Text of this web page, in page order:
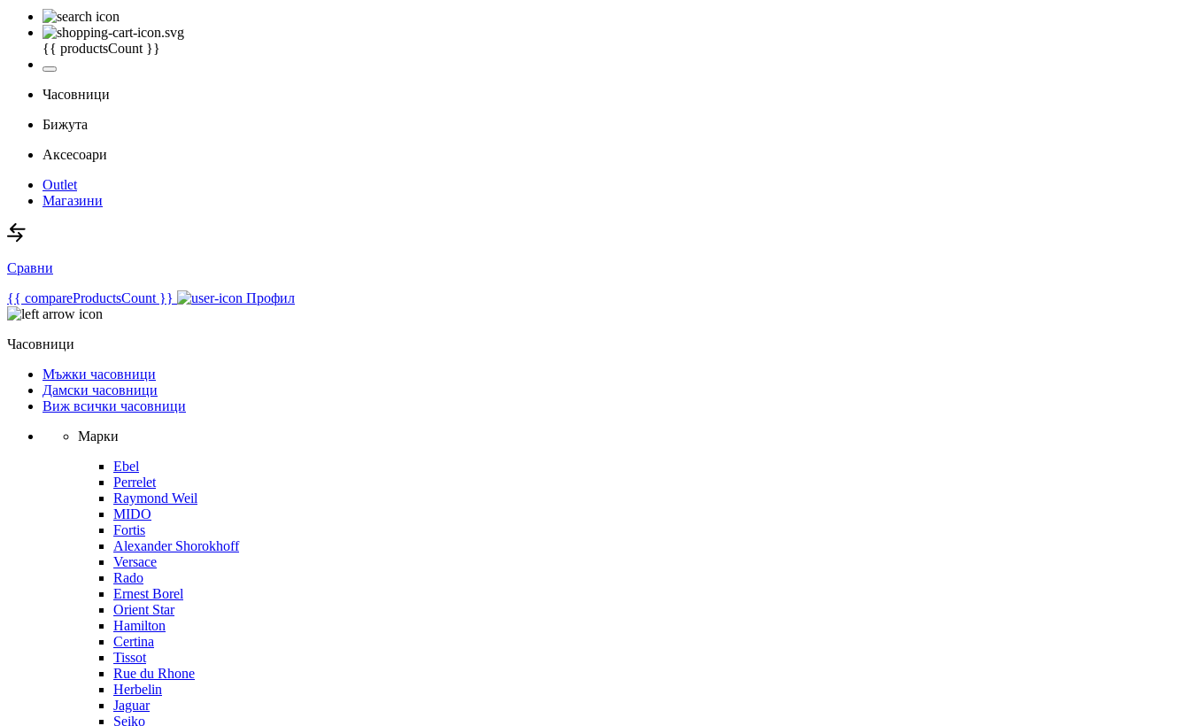
{{ productsCount }}
Часовници
Бижута
Аксесоари
Outlet
Магазини
Сравни
{{ compareProductsCount }}
Профил
Часовници
Мъжки часовници
Дамски часовници
Виж всички часовници
Марки
Ebel
Perrelet
Raymond Weil
MIDO
Fortis
Alexander Shorokhoff
Versace
Rado
Ernest Borel
Orient Star
Hamilton
Certina
Tissot
Rue du Rhone
Herbelin
Jaguar
Seiko